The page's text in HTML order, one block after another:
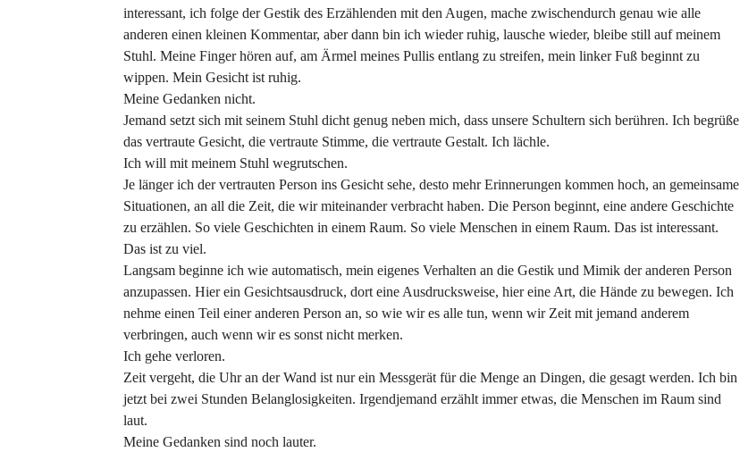
interessant, ich folge der Gestik des Erzählenden mit den Augen, mache zwischendurch genau wie alle
anderen einen kleinen Kommentar, aber dann bin ich wieder ruhig, lausche wieder, bleibe still auf meinem
Stuhl. Meine Finger hören auf, am Ärmel meines Pullis entlang zu streifen, mein linker Fuß beginnt zu
wippen. Mein Gesicht ist ruhig.
Meine Gedanken nicht.
Jemand setzt sich mit seinem Stuhl dicht genug neben mich, dass unsere Schultern sich berühren. Ich begrüße
das vertraute Gesicht, die vertraute Stimme, die vertraute Gestalt. Ich lächle.
Ich will mit meinem Stuhl wegrutschen.
Je länger ich der vertrauten Person ins Gesicht sehe, desto mehr Erinnerungen kommen hoch, an gemeinsame
Situationen, an all die Zeit, die wir miteinander verbracht haben. Die Person beginnt, eine andere Geschichte
zu erzählen. So viele Geschichten in einem Raum. So viele Menschen in einem Raum. Das ist interessant.
Das ist zu viel.
Langsam beginne ich wie automatisch, mein eigenes Verhalten an die Gestik und Mimik der anderen Person
anzupassen. Hier ein Gesichtsausdruck, dort eine Ausdrucksweise, hier eine Art, die Hände zu bewegen. Ich
nehme einen Teil einer anderen Person an, so wie wir es alle tun, wenn wir Zeit mit jemand anderem
verbringen, auch wenn wir es sonst nicht merken.
Ich gehe verloren.
Zeit vergeht, die Uhr an der Wand ist nur ein Messgerät für die Menge an Dingen, die gesagt werden. Ich bin
jetzt bei zwei Stunden Belanglosigkeiten. Irgendjemand erzählt immer etwas, die Menschen im Raum sind
laut.
Meine Gedanken sind noch lauter.